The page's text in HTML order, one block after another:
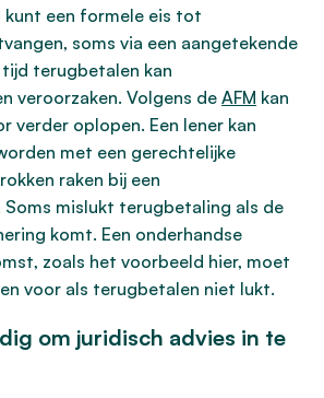
kunt een formele eis tot
soms via een aangetekende
terugbetalen kan
veroorzaken. Volgens de AFM kan
verder oplopen. Een lener kan
met een gerechtelijke
raken bij een
mislukt terugbetaling als de
komt. Een onderhandse
zoals het voorbeeld hier, moet
voor als terugbetalen niet lukt.
om juridisch advies in te